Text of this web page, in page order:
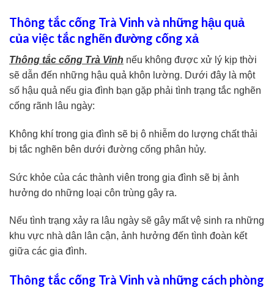
Thông tắc cống Trà Vinh và những hậu quả
của việc tắc nghẽn đường cống xả
Thông tắc cống Trà Vinh nếu không được xử lý kịp thời
sẽ dẫn đến những hậu quả khôn lường. Dưới đây là một
số hậu quả nếu gia đình bạn gặp phải tình trạng tắc nghẽn
cống rãnh lâu ngày:
Không khí trong gia đình sẽ bị ô nhiễm do lượng chất thải
bị tắc nghẽn bên dưới đường cống phân hủy.
Sức khỏe của các thành viên trong gia đình sẽ bị ảnh
hưởng do những loại côn trùng gây ra.
Nếu tình trạng xảy ra lâu ngày sẽ gây mất vệ sinh ra những
khu vực nhà dân lân cận, ảnh hưởng đến tình đoàn kết
giữa các gia đình.
Thông tắc cống Trà Vinh và những cách phòng